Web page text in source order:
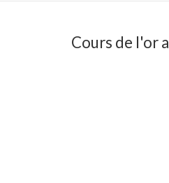
Cours de l'or